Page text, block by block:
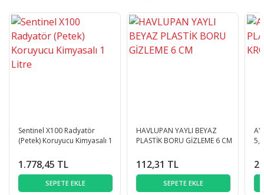
Sentinel X100 Radyatör
(Petek) Koruyucu Kimyasalı 1
1.778,45 TL
SEPETE EKLE
HAVLUPAN YAYLI BEYAZ
PLASTİK BORU GİZLEME 6 CM
112,31 TL
SEPETE EKLE